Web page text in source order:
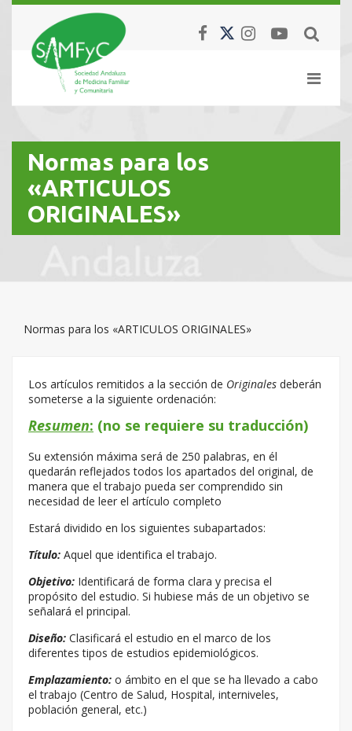
Normas para los
«ARTICULOS
ORIGINALES»
Normas para los «ARTICULOS ORIGINALES»
Los artículos remitidos a la sección de Originales deberán
someterse a la siguiente ordenación:
Resumen: (no se requiere su traducción)
Su extensión máxima será de 250 palabras, en él
quedarán reflejados todos los apartados del original, de
manera que el trabajo pueda ser comprendido sin
necesidad de leer el artículo completo
Estará dividido en los siguientes subapartados:
Título: Aquel que identifica el trabajo.
Objetivo: Identificará de forma clara y precisa el
propósito del estudio. Si hubiese más de un objetivo se
señalará el principal.
Diseño: Clasificará el estudio en el marco de los
diferentes tipos de estudios epidemiológicos.
Emplazamiento: o ámbito en el que se ha llevado a cabo
el trabajo (Centro de Salud, Hospital, interniveles,
población general, etc.)